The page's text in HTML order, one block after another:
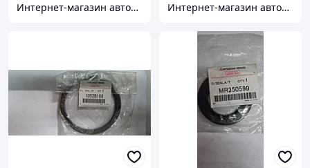
Интернет-магазин автозапчастей Parts-shop.kz Интернет-магазин автозапчастей Parts-shop.kz